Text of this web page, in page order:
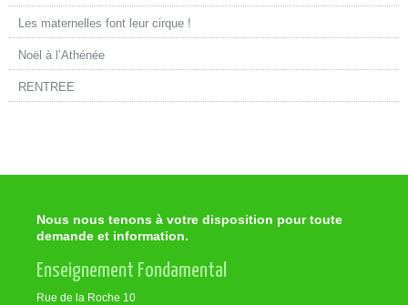
Les maternelles font leur cirque !
Noël à l’Athénée
RENTREE
Nous nous tenons à votre disposition pour toute
demande et information.
Enseignement Fondamental
Rue de la Roche 10